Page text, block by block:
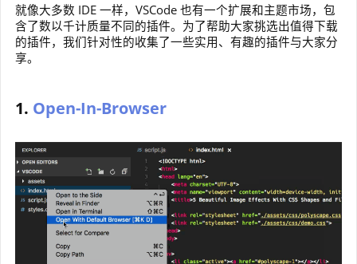
就像大多数 IDE 一样，VSCode 也有一个扩展和主题市场，包
含了数以千计质量不同的插件。为了帮助大家挑选出值得下载
的插件，我们针对性的收集了一些实用、有趣的插件与大家分
享。
1. Open-In-Browser